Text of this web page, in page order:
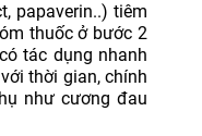
papaverin..) tiêm
thuốc ở bước 2
tác dụng nhanh
thời gian, chính
như cương đau